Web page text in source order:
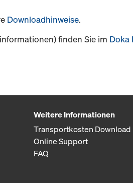
Downloadhinweise.
finden Sie im Doka
Weitere Informationen
Transportkosten Download
Online Support
FAQ